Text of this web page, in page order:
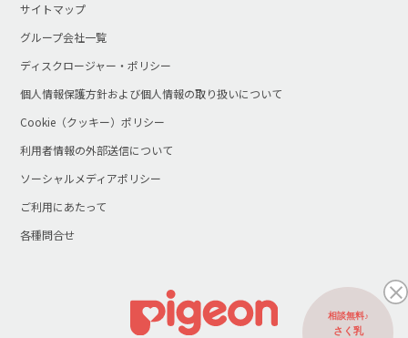
サイトマップ
グループ会社一覧
ディスクロージャー・ポリシー
個人情報保護方針および個人情報の取り扱いについて
Cookie（クッキー）ポリシー
利用者情報の外部送信について
ソーシャルメディアポリシー
ご利用にあたって
各種問合せ
相談無料♪
さく乳